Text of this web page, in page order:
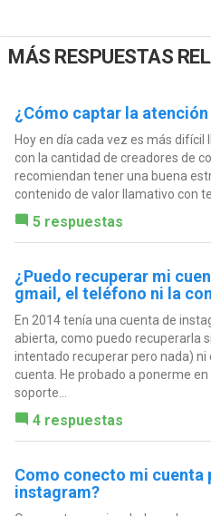
MÁS RESPUESTAS
¿Cómo captar la
Hoy en día cada vez es más
con la cantidad de creadores de
recomiendan tener una buena
contenido de valor llamativo con
5 respuestas
¿Puedo recuperar mi
gmail, el teléfono ni la
En 2014 tenía una cuenta de
abierta, como puedo recuperarla
intentado recuperar pero nada) ni
cuenta. He probado a ponerme
soporte...
4 respuestas
Como conecto mi cuenta
instagram?